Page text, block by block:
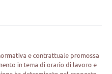
e contrattuale promossa
in tema di orario di lavoro e